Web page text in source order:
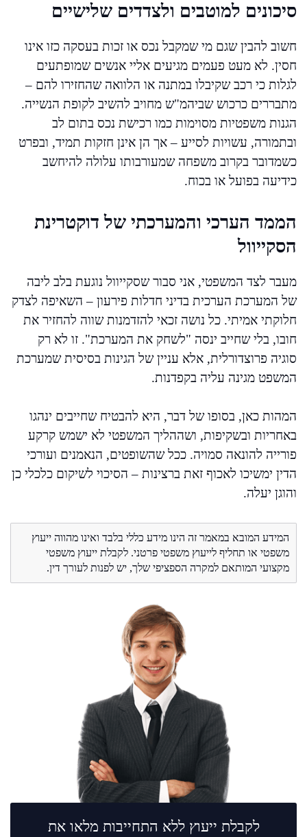
סיכונים למוטבים ולצדדים שלישיים
חשוב להבין שגם מי שמקבל נכס או זכות בעסקה כזו אינו
חסין. לא מעט פעמים מגיעים אליי אנשים שמופתעים
לגלות כי רכב שקיבלו במתנה או הלוואה שהחזירו להם –
מתבררים כרכוש שביהמ"ש מחויב להשיב לקופת הנשייה.
הגנות משפטיות מסוימות כמו רכישת נכס בתום לב
ובתמורה, עשויות לסייע – אך הן אינן חזקות תמיד, ובפרט
כשמדובר בקרוב משפחה שמעורבותו עלולה להיחשב
כידיעה בפועל או בכוח.
הממד הערכי והמערכתי של דוקטרינת
הסקייוול
מעבר לצד המשפטי, אני סבור שסקייוול נוגעת בלב ליבה
של המערכת הערכית בדיני חדלות פירעון – השאיפה לצדק
חלוקתי אמיתי. כל נושה זכאי להזדמנות שווה להחזיר את
חובו, בלי שחייב ינסה "לשחק את המערכת". זו לא רק
סוגיה פרוצדורלית, אלא עניין של הגינות בסיסית שמערכת
המשפט מגינה עליה בקפדנות.
המהות כאן, בסופו של דבר, היא להבטיח שחייבים ינהגו
באחריות ובשקיפות, ושההליך המשפטי לא ישמש קרקע
פורייה להונאה סמויה. ככל שהשופטים, הנאמנים ועורכי
הדין ימשיכו לאכוף זאת ברצינות – הסיכוי לשיקום כלכלי כן
והוגן יעלה.
המידע המובא במאמר זה הינו מידע כללי בלבד ואינו מהווה ייעוץ
משפטי או תחליף לייעוץ משפטי פרטני. לקבלת ייעוץ משפטי
מקצועי המותאם למקרה הספציפי שלך, יש לפנות לעורך דין.
לקבלת ייעוץ ללא התחייבות מלאו את